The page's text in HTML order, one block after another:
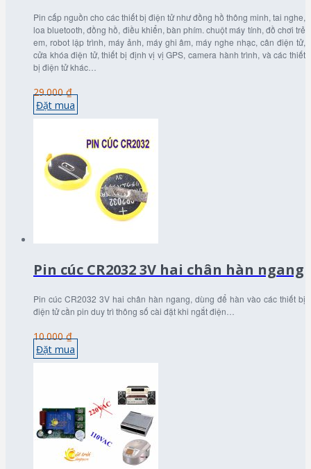
Pin cấp nguồn cho các thiết bị điện tử như đồng hồ thông minh, tai nghe,
loa bluetooth, đồng hồ, điều khiển, bàn phím. chuột máy tính, đồ chơi trẻ
em, robot lập trình, máy ảnh, máy ghi âm, máy nghe nhạc, cân điện tử,
cửa khóa điện tử, thiết bị định vị vị GPS, camera hành trình, và các thiết
bị điện tử khác…
29.000 ₫
Đặt mua
Pin cúc CR2032 3V hai chân hàn ngang
Pin cúc CR2032 3V hai chân hàn ngang, dùng để hàn vào các thiết bị
điện tử cần pin duy trì thông số cài đặt khi ngắt điện…
10.000 ₫
Đặt mua